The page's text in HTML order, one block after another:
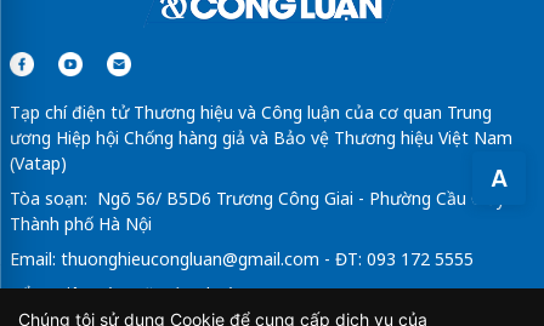
A
Tạp chí điện tử Thương hiệu và Công luận của cơ quan Trung
ương Hiệp hội Chống hàng giả và Bảo vệ Thương hiệu Việt Nam
(Vatap)
Tòa soạn: Ngõ 56/ B5D6 Trương Công Giai - Phường Cầu Giấy -
Thành phố Hà Nội
Email: thuonghieucongluan@gmail.com - ĐT: 093 172 5555
Tổng Biên Tập: Vũ Đức Thuận
Chúng tôi sử dụng Cookie để cung cấp dịch vụ của